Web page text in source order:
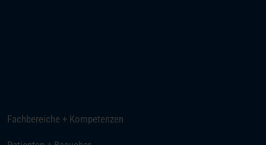
Fachbereiche + Kompetenzen